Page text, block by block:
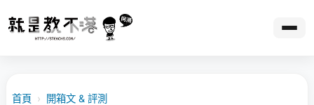
首頁 › 開箱文 & 評測